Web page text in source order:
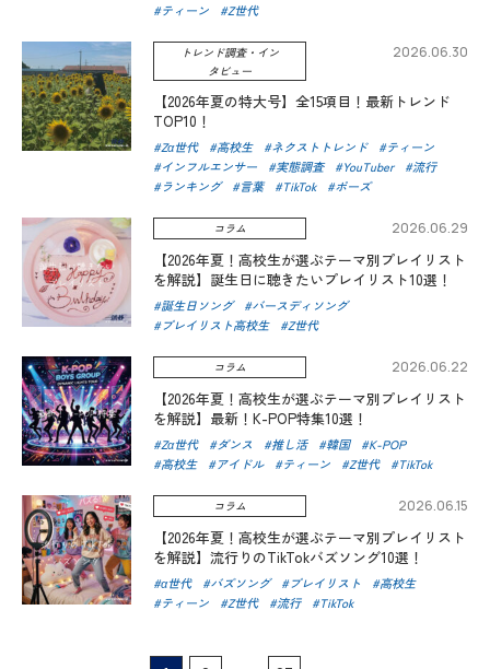
ティーン
Z世代
トレンド調査・イン
タビュー
2026.06.30
【2026年夏の特大号】全15項目！最新トレンド
TOP10！
Zα世代 高校生 ネクストトレンド
ティーン
インフルエンサー
実態調査 YouTuber
流行
ランキング
言葉 TikTok ポーズ
コラム 2026.06.29
【2026年夏！高校生が選ぶテーマ別プレイリスト
を解説】誕生日に聴きたいプレイリスト10選！
誕生日ソング
バースディソング
プレイリスト高校生
Z世代
コラム 2026.06.22
【2026年夏！高校生が選ぶテーマ別プレイリスト
を解説】最新！K-POP特集10選！
Zα世代 ダンス 推し活 韓国
K-POP
高校生
アイドル ティーン Z世代 TikTok
コラム 2026.06.15
【2026年夏！高校生が選ぶテーマ別プレイリスト
を解説】流行りのTikTokバズソング10選！
α世代 バズソング プレイリスト
高校生
ティーン
Z世代 流行 TikTok